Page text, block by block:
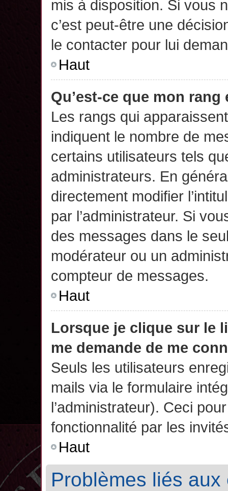
mis à disposition. Si vous
c’est peut-être une
le contacter pour lui
Haut
Qu’est-ce que mon
Les rangs qui
indiquent le nombre de
certains utilisateurs tels
administrateurs. En
directement modifier
par l’administrateur. Si
des messages dans le
modérateur ou un
compteur de messages.
Haut
Lorsque je clique sur le
me demande de me
Seuls les utilisateurs
mails via le formulaire
l’administrateur). Ceci
fonctionnalité par les
Haut
Problèmes liés